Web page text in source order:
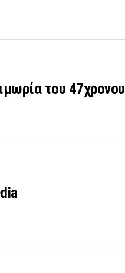
του 47χρονου